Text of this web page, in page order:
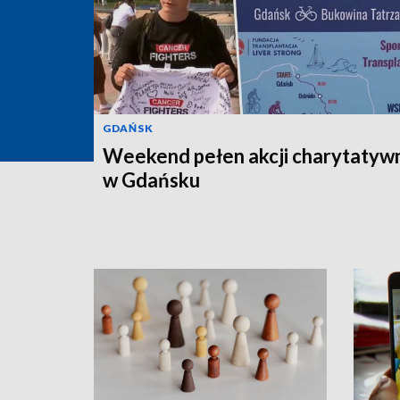
GDAŃSK
Weekend pełen akcji
w Gdańsku